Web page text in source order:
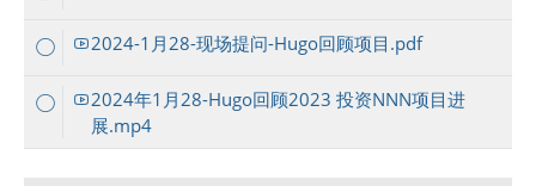
2024-1月28-现场提问-Hugo回顾项目.pdf
2024年1月28-Hugo回顾2023 投资NNN项目进
展.mp4